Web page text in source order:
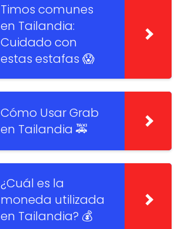
Timos comunes
en Tailandia:
Cuidado con
estas estafas 😱
Cómo Usar Grab
en Tailandia 🚕
¿Cuál es la
moneda utilizada
en Tailandia? 💰